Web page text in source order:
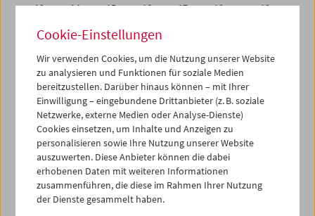
13
14 15 16 17 18
19
20
21 22 23
27
29 02
04
05
06 07 08 09 10
iCalender
Programmheft-PDF
English language or subtitles
< Vorherige Woche
Cookie-Einstellungen
Wir verwenden Cookies, um die Nutzung unserer Website
zu analysieren und Funktionen für soziale Medien
bereitzustellen. Darüber hinaus können – mit Ihrer
Einwilligung – eingebundene Drittanbieter (z. B. soziale
Netzwerke, externe Medien oder Analyse-Dienste)
Cookies einsetzen, um Inhalte und Anzeigen zu
personalisieren sowie Ihre Nutzung unserer Website
auszuwerten. Diese Anbieter können die dabei
erhobenen Daten mit weiteren Informationen
zusammenführen, die diese im Rahmen Ihrer Nutzung
der Dienste gesammelt haben.